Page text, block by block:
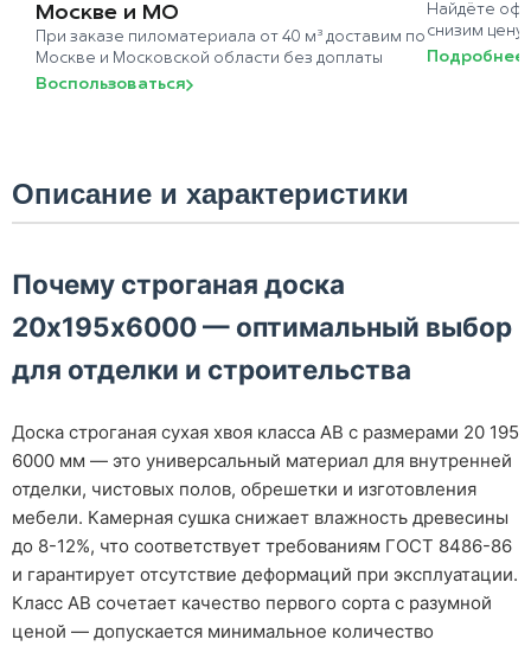
Москве и МО
При заказе пиломатериала от 40 м³ доставим по
Москве и Московской области без доплаты
Воспользоваться
Найдёте
снизим
Подробнее
Описание и характеристики
Почему строганая доска
20х195х6000 — оптимальный выбор
для отделки и строительства
Доска строганая сухая хвоя класса АВ с размерами 20 195
6000 мм — это универсальный материал для внутренней
отделки, чистовых полов, обрешетки и изготовления
мебели. Камерная сушка снижает влажность древесины
до 8-12%, что соответствует требованиям ГОСТ 8486-86
и гарантирует отсутствие деформаций при эксплуатации.
Класс АВ сочетает качество первого сорта с разумной
ценой — допускается минимальное количество